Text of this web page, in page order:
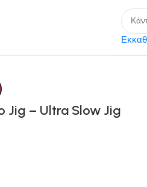
Jig – Ultra Slow Jig